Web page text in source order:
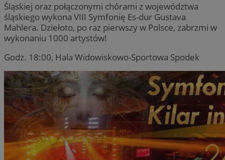
Śląskiej oraz połączonymi chórami z województwa
śląskiego wykona VIII Symfonię Es-dur Gustava
Mahlera. Dziełoto, po raz pierwszy w Polsce, zabrzmi w
wykonaniu 1000 artystów!
Godz. 18:00, Hala Widowiskowo-Sportowa Spodek